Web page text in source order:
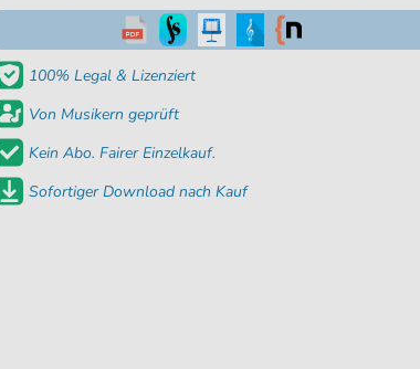
100% Legal & Lizenziert
Von Musikern geprüft
Kein Abo. Fairer Einzelkauf.
Sofortiger Download nach Kauf